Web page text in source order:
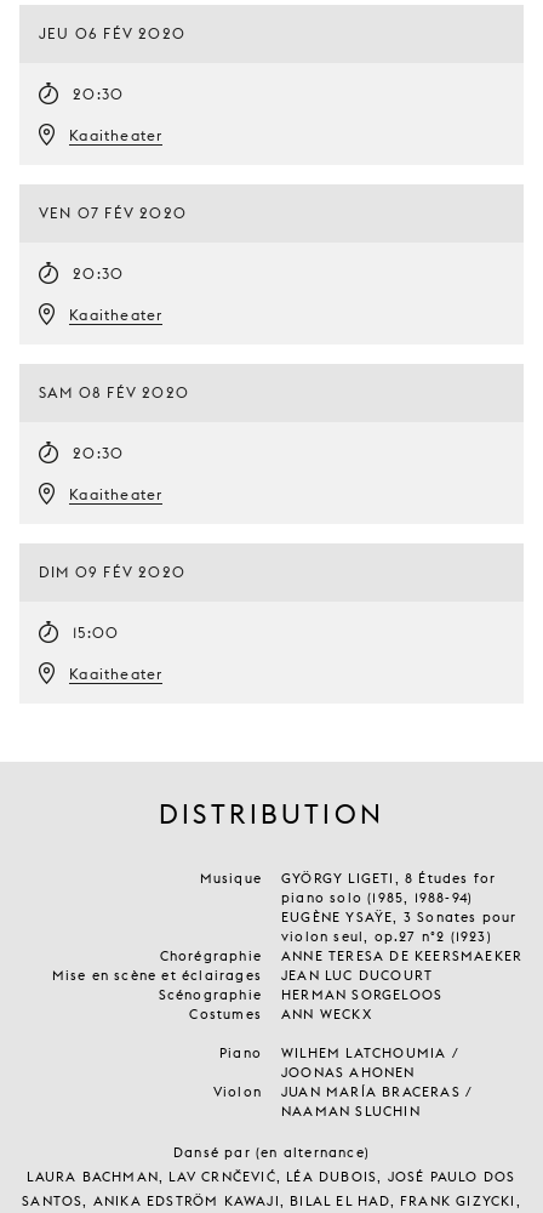
JEU 06 FÉV 2020
20:30
Kaaitheater
VEN 07 FÉV 2020
20:30
Kaaitheater
SAM 08 FÉV 2020
20:30
Kaaitheater
DIM 09 FÉV 2020
15:00
Kaaitheater
DISTRIBUTION
Musique
GYÖRGY LIGETI, 8 Études for
piano solo (1985, 1988-94)
EUGÈNE YSAŸE, 3 Sonates pour
violon seul, op.27 n°2 (1923)
Chorégraphie
ANNE TERESA DE KEERSMAEKER
Mise en scène et éclairages
JEAN LUC DUCOURT
Scénographie
HERMAN SORGELOOS
Costumes
ANN WECKX
Piano
WILHEM LATCHOUMIA /
JOONAS AHONEN
Violon
JUAN MARÍA BRACERAS /
NAAMAN SLUCHIN
Dansé par (en alternance)
LAURA BACHMAN, LAV CRNČEVIĆ, LÉA DUBOIS, JOSÉ PAULO DOS
SANTOS, ANIKA EDSTRÖM KAWAJI, BILAL EL HAD, FRANK GIZYCKI,